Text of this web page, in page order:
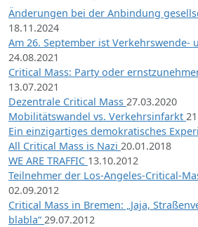
Änderungen bei der Anbindung
18.11.2024
Am 26. September ist Verkehrswende-
24.08.2021
Critical Mass: Party oder
13.07.2021
Dezentrale Critical Mass 27.03.2020
Mobilitätswandel vs. Verkehrsinfarkt
Ein einzigartiges demokratisches
All Critical Mass is Nazi 20.01.2018
WE ARE TRAFFIC 13.10.2012
Teilnehmer der Los-Angeles-Critical-
02.09.2012
Critical Mass in Bremen: „Jaja,
blabla“ 29.07.2012